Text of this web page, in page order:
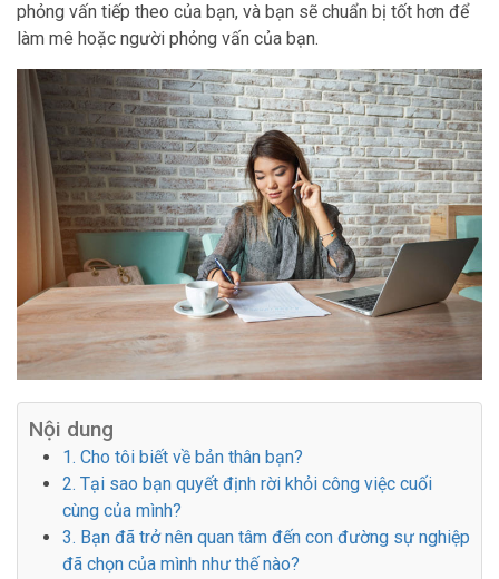
phỏng vấn tiếp theo của bạn, và bạn sẽ chuẩn bị tốt hơn để
làm mê hoặc người phỏng vấn của bạn.
Nội dung
1. Cho tôi biết về bản thân bạn?
2. Tại sao bạn quyết định rời khỏi công việc cuối
cùng của mình?
3. Bạn đã trở nên quan tâm đến con đường sự nghiệp
đã chọn của mình như thế nào?